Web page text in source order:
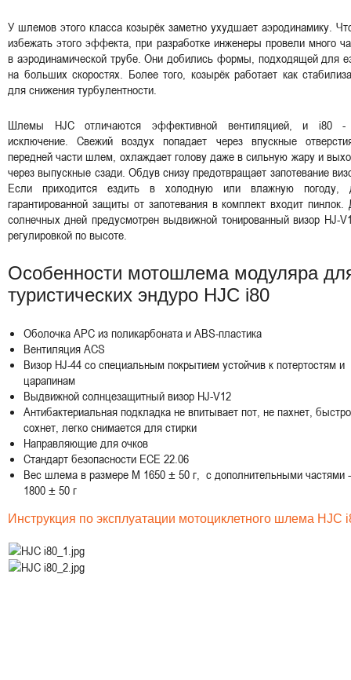
У шлемов этого класса козырёк заметно ухудшает аэродинамику.
избежать этого эффекта, при разработке инженеры провели много
в аэродинамической трубе. Они добились формы, подходящей для
на больших скоростях. Более того, козырёк работает как
для снижения турбулентности.
Шлемы HJC отличаются эффективной вентиляцией, и i80
исключение. Свежий воздух попадает через впускные
передней части шлем, охлаждает голову даже в сильную жару и
через выпускные сзади. Обдув снизу предотвращает запотевание
Если приходится ездить в холодную или влажную погоду,
гарантированной защиты от запотевания в комплект входит пинлок.
солнечных дней предусмотрен выдвижной тонированный визор HJ-
регулировкой по высоте.
Особенности мотошлема модуляра
туристических эндуро HJC i80
Оболочка APC из поликарбоната и ABS-пластика
Вентиляция ACS
Визор HJ-44 со специальным покрытием устойчив к потертостям и
царапинам
Выдвижной солнцезащитный визор HJ-V12
Антибактериальная подкладка не впитывает пот, не пахнет, быстро
сохнет, легко снимается для стирки
Направляющие для очков
Стандарт безопасности ECE 22.06
Вес шлема в размере M 1650 ± 50 г, с дополнительными частями -
1800 ± 50 г
Инструкция по эксплуатации мотоциклетного шлема HJC